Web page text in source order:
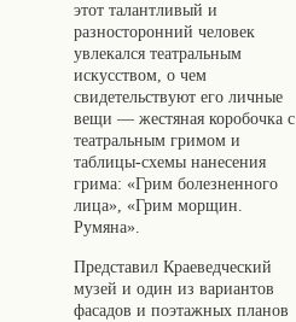
этот талантливый и
разносторонний человек
увлекался театральным
искусством, о чем
свидетельствуют его личные
вещи — жестяная коробочка с
театральным гримом и
таблицы-схемы нанесения
грима: «Грим болезненного
лица», «Грим морщин.
Румяна».
Представил Краеведческий
музей и один из вариантов
фасадов и поэтажных планов